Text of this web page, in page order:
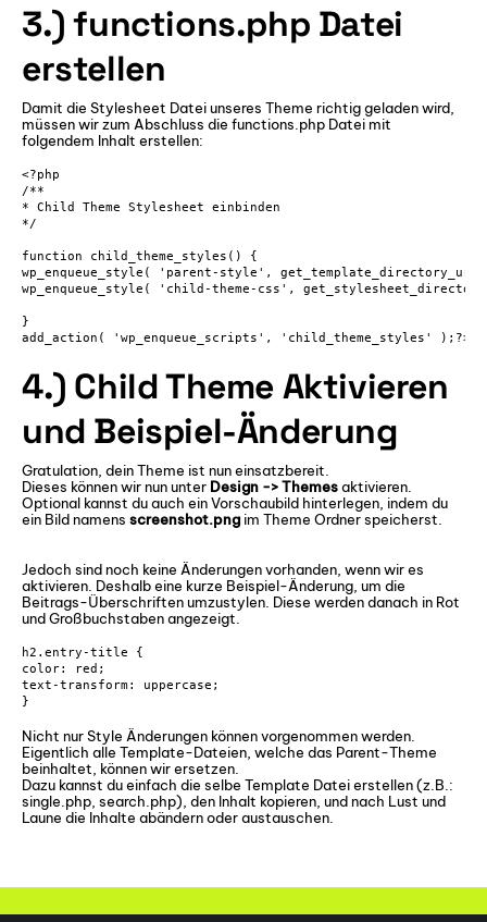
3.) functions.php Datei
erstellen
Damit die Stylesheet Datei unseres Theme richtig geladen wird,
müssen wir zum Abschluss die functions.php Datei mit
folgendem Inhalt erstellen:
<?php
/**
* Child Theme Stylesheet einbinden
*/
function child_theme_styles() {
wp_enqueue_style( 'parent-style',
wp_enqueue_style( 'child-theme-css',
}
add_action( 'wp_enqueue_scripts', 'child_theme_styles' );?>
4.) Child Theme Aktivieren
und Beispiel-Änderung
Gratulation, dein Theme ist nun einsatzbereit.
Dieses können wir nun unter Design -> Themesaktivieren.
Optional kannst du auch ein Vorschaubild hinterlegen, indem du
ein Bild namens screenshot.pngim Theme Ordner speicherst.
Jedoch sind noch keine Änderungen vorhanden, wenn wir es
aktivieren. Deshalb eine kurze Beispiel-Änderung, um die
Beitrags-Überschriften umzustylen. Diese werden danach in Rot
und Großbuchstaben angezeigt.
h2.entry-title {
color: red;
text-transform: uppercase;
}
Nicht nur Style Änderungen können vorgenommen werden.
Eigentlich alle Template-Dateien, welche das Parent-Theme
beinhaltet, können wir ersetzen.
Dazu kannst du einfach die selbe Template Datei erstellen (z.B.:
single.php, search.php), den Inhalt kopieren, und nach Lust und
Laune die Inhalte abändern oder austauschen.